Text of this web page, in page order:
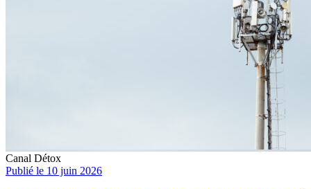
Canal Détox
Publié le 10 juin 2026